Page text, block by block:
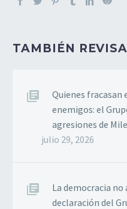
TAMBIÉN REVISA
Quienes fracasan
enemigos: el
agresiones de
julio 29, 2026
La democracia
declaración del